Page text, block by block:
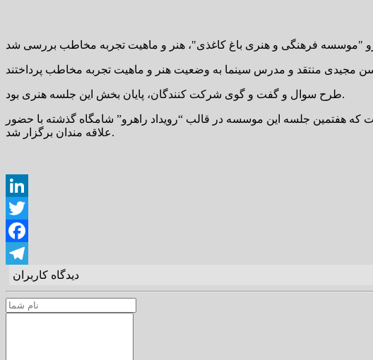
طرح سوال و گفت و گوی شرکت کنندگان، پایان بخش این جلسه هنری بود.
هفتمین جلسه این موسسه در قالب “رویداد راهرو” شامگاه گذشته با حضور
علاقه مندان برگزار شد.
LinkedIn
Twitter
Facebook
Telegram
دیدگاه کاربران